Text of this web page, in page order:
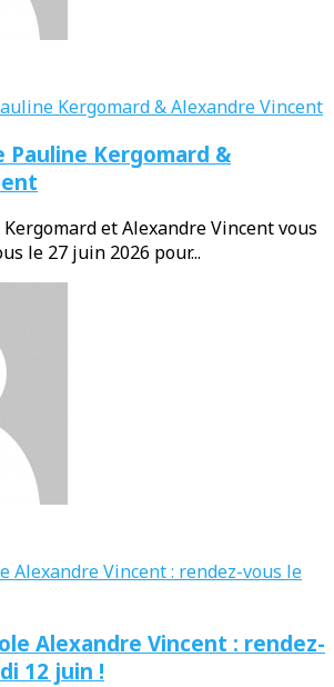
Pauline Kergomard &
et Alexandre Vincent vous
le 27 juin 2026 pour...
Alexandre Vincent : rendez-
12 juin !